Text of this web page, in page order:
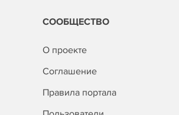
СООБЩЕСТВО
О проекте
Соглашение
Правила портала